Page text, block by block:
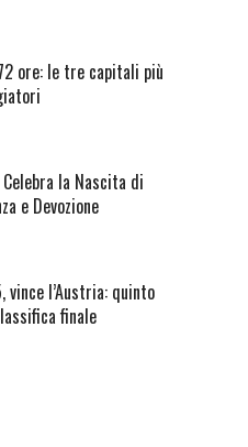
ore: le tre capitali più
la Nascita di
e Devozione
vince l’Austria: quinto
finale